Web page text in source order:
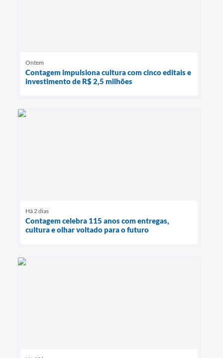
Ontem
Contagem impulsiona cultura com cinco editais e
investimento de R$ 2,5 milhões
Há 2 dias
Contagem celebra 115 anos com entregas,
cultura e olhar voltado para o futuro